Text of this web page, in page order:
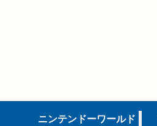
ニンテンドーワールド